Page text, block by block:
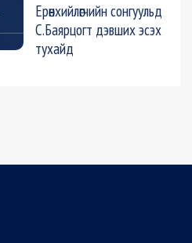
Ерөнхийлөгчийн сонгуульд
С.Баярцогт дэвших эсэх
тухайд